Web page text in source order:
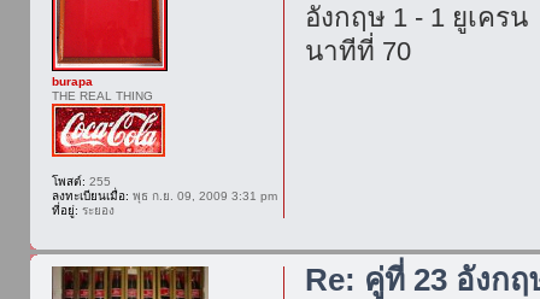
อังกฤษ 1 - 1 ยูเครน
นาทีที่ 70
burapa
THE REAL THING
โพสต์: 255
ลงทะเบียนเมื่อ: พุธ ก.ย. 09, 2009 3:31 pm
ที่อยู่: ระยอง
Re: คู่ที่ 23 อังก